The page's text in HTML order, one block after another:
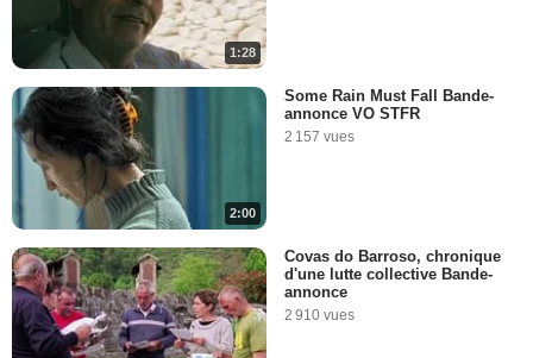
1:28
2:00
Some Rain Must Fall Bande-
annonce VO STFR
2 157 vues
Covas do Barroso, chronique
d'une lutte collective Bande-
annonce
2 910 vues